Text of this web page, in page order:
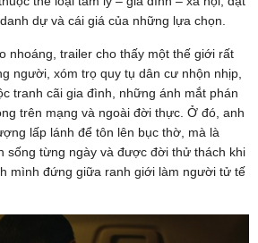
dự và cái giá của những lựa chọn.
nhoáng, trailer cho thấy một thế giới rất
người, xóm trọ quy tụ dân cư nhộn nhịp,
tranh cãi gia đình, những ánh mắt phán
trên mạng và ngoài đời thực. Ở đó, anh
lấp lánh để tôn lên bục thờ, mà là
sống từng ngày và được đời thử thách khi
mình đứng giữa ranh giới làm người tử tế